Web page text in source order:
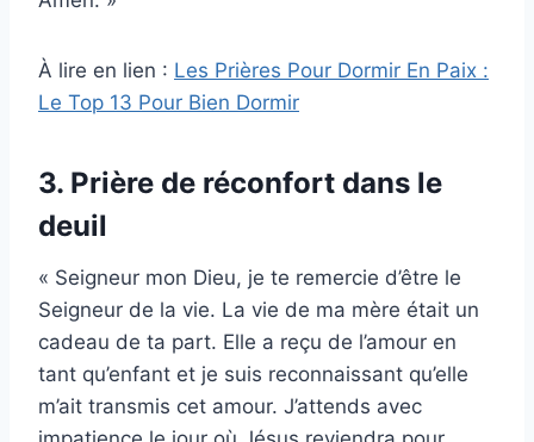
À lire en lien : Les Prières Pour Dormir En Paix :
Le Top 13 Pour Bien Dormir
3. Prière de réconfort dans le
deuil
« Seigneur mon Dieu, je te remercie d’être le
Seigneur de la vie. La vie de ma mère était un
cadeau de ta part. Elle a reçu de l’amour en
tant qu’enfant et je suis reconnaissant qu’elle
m’ait transmis cet amour. J’attends avec